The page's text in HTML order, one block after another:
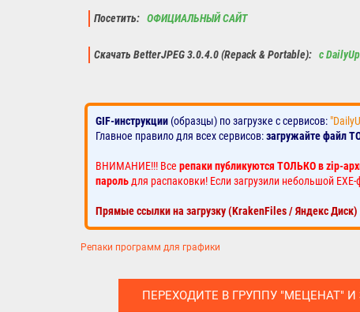
Посетить: ОФИЦИАЛЬНЫЙ САЙТ
Скачать BetterJPEG 3.0.4.0 (Repack & Portable): с
GIF-инструкции (образцы) по загрузке с сервисов:
Главное правило для всех сервисов:загружайте файл
ВНИМАНИЕ!!! Все репаки публикуются ТОЛЬКО в zip-
пароль для распаковки! Если загрузили небольшой
Прямые ссылки на загрузку (KrakenFiles / Яндекс
Репаки программ для графики
ПЕРЕХОДИТЕ В ГРУППУ "МЕЦЕНАТ"